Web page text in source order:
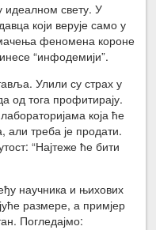
идеалном свету. У
који верује само у
феномена короне
“инфодемији”.
Улили су страх у
од тога профитирају.
која ће
треба је продати.
“Најтеже ће бити
научника и њихових
размере, а примјер
Погледајмо: